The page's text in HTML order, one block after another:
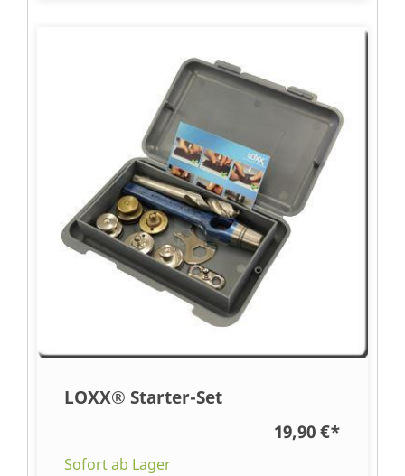
LOXX® Starter-Set
19,90 €*
Sofort ab Lager